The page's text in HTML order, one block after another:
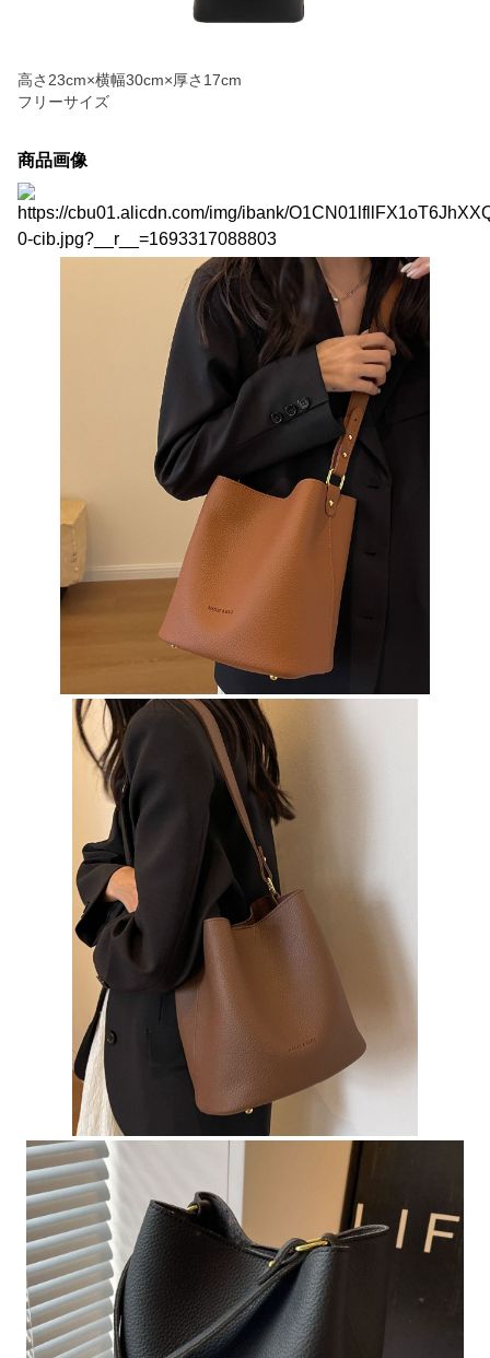
高さ23cm×横幅30cm×厚さ17cm
フリーサイズ
商品画像